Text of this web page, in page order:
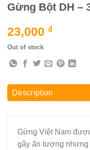
Gừng Bột DH –
23,000 ₫
Out of stock
Description
Gừng Việt Nam
gây ấn tượng nhưng